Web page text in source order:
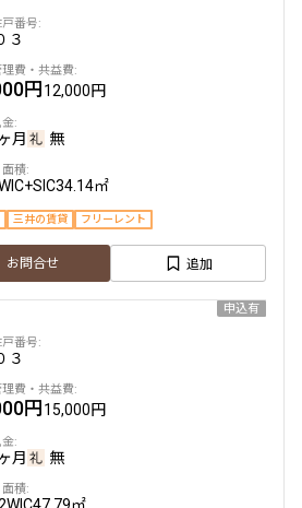
３
円12,000円
月 無
34.14㎡
三井の賃貸 フリーレント
お問合せ 追加
申込有
３
円15,000円
月 無